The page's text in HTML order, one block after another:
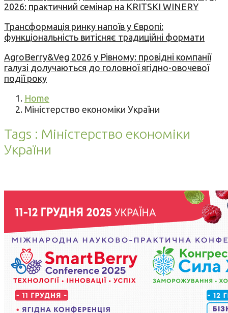
2026: практичний семінар на KRITSKI WINERY
Трансформація ринку напоїв у Європі:
функціональність витісняє традиційні формати
AgroBerry&Veg 2026 у Рівному: провідні компанії
галузі долучаються до головної ягідно-овочевої
події року
Home
Міністерство економіки України
Tags : Міністерство економіки
України